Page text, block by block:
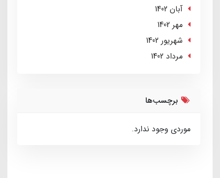
آبان 1402
مهر 1402
شهریور 1402
مرداد 1402
برچسب‌ها
موردی وجود ندارد.